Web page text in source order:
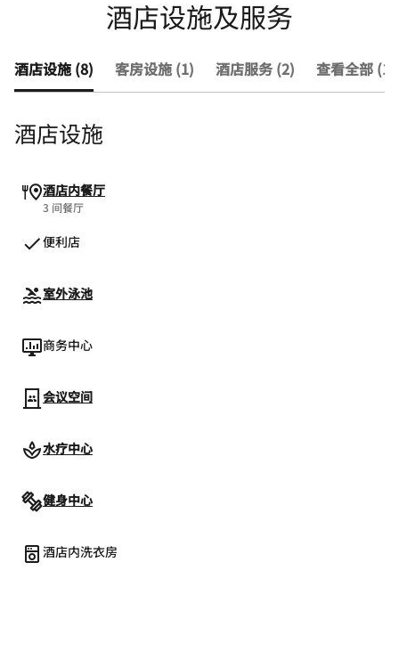
酒店设施及服务
酒店设施 (8) 客房设施 (1) 酒店服务 (2) 查看全部
酒店设施
酒店内餐厅
3 间餐厅
便利店
室外泳池
商务中心
会议空间
水疗中心
健身中心
酒店内洗衣房